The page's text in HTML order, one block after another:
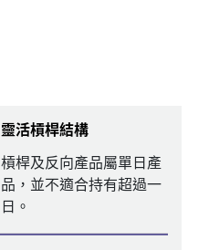
靈活槓桿結構
槓桿及反向產品屬單日產
品，並不適合持有超過一
日。